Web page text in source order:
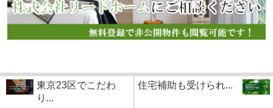
東京23区でこだわ
り...
住宅補助も受けられ...